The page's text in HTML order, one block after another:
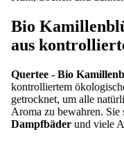
Bio
aus
Quertee - Bio
kontrolliertem
getrocknet, um alle
Aroma zu bewahren.
Dampfbäder und viele